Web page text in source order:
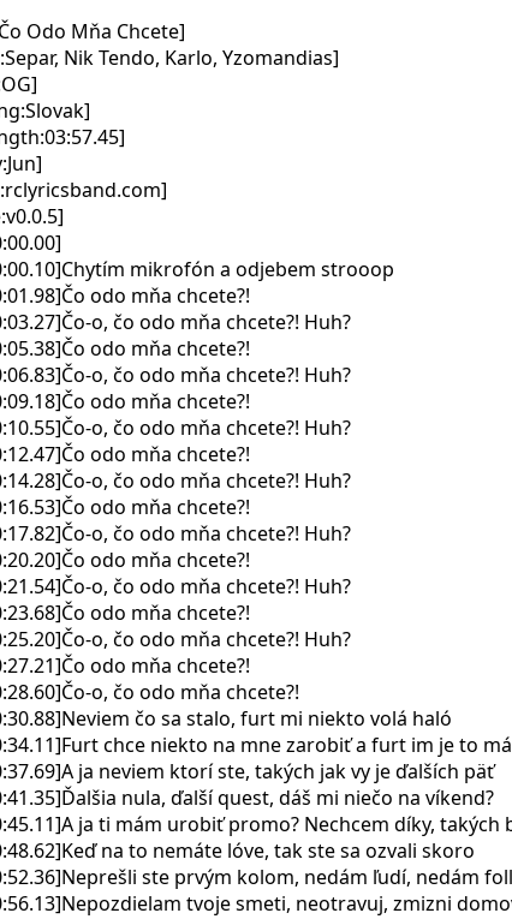
Odo Mňa Chcete]
Nik Tendo, Karlo, Yzomandias]
mikrofón a odjebem strooop
odo mňa chcete?!
o, čo odo mňa chcete?! Huh?
odo mňa chcete?!
o, čo odo mňa chcete?! Huh?
odo mňa chcete?!
o, čo odo mňa chcete?! Huh?
odo mňa chcete?!
o, čo odo mňa chcete?! Huh?
odo mňa chcete?!
o, čo odo mňa chcete?! Huh?
odo mňa chcete?!
o, čo odo mňa chcete?! Huh?
odo mňa chcete?!
o, čo odo mňa chcete?! Huh?
odo mňa chcete?!
o, čo odo mňa chcete?!
čo sa stalo, furt mi niekto volá haló
chce niekto na mne zarobiť a furt im je to
ja neviem ktorí ste, takých jak vy je ďalších päť
nula, ďalší quest, dáš mi niečo na víkend?
ja ti mám urobiť promo? Nechcem díky, takých
na to nemáte lóve, tak ste sa ozvali skoro
ste prvým kolom, nedám ľudí, nedám
tvoje smeti, neotravuj, zmizni